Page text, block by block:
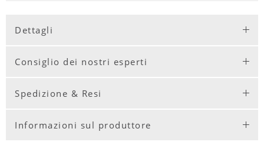
Dettagli
Consiglio dei nostri esperti
Spedizione & Resi
Informazioni sul produttore